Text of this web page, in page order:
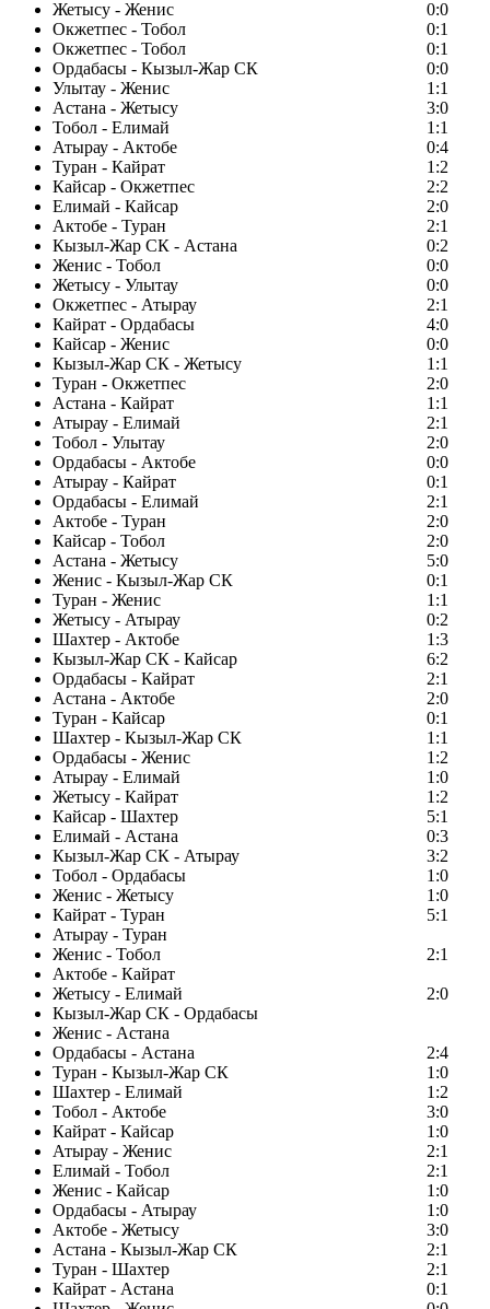
Жетысу - Женис
0:0
Окжетпес - Тобол
0:1
Окжетпес - Тобол
0:1
Ордабасы - Кызыл-Жар СК
0:0
Улытау - Женис
1:1
Астана - Жетысу
3:0
Тобол - Елимай
1:1
Атырау - Актобе
0:4
Туран - Кайрат
1:2
Кайсар - Окжетпес
2:2
Елимай - Кайсар
2:0
Актобе - Туран
2:1
Кызыл-Жар СК - Астана
0:2
Женис - Тобол
0:0
Жетысу - Улытау
0:0
Окжетпес - Атырау
2:1
Кайрат - Ордабасы
4:0
Кайсар - Женис
0:0
Кызыл-Жар СК - Жетысу
1:1
Туран - Окжетпес
2:0
Астана - Кайрат
1:1
Атырау - Елимай
2:1
Тобол - Улытау
2:0
Ордабасы - Актобе
0:0
Атырау - Кайрат
0:1
Ордабасы - Елимай
2:1
Актобе - Туран
2:0
Кайсар - Тобол
2:0
Астана - Жетысу
5:0
Женис - Кызыл-Жар СК
0:1
Туран - Женис
1:1
Жетысу - Атырау
0:2
Шахтер - Актобе
1:3
Кызыл-Жар СК - Кайсар
6:2
Ордабасы - Кайрат
2:1
Астана - Актобе
2:0
Туран - Кайсар
0:1
Шахтер - Кызыл-Жар СК
1:1
Ордабасы - Женис
1:2
Атырау - Елимай
1:0
Жетысу - Кайрат
1:2
Кайсар - Шахтер
5:1
Елимай - Астана
0:3
Кызыл-Жар СК - Атырау
3:2
Тобол - Ордабасы
1:0
Женис - Жетысу
1:0
Кайрат - Туран
5:1
Атырау - Туран
Женис - Тобол
2:1
Актобе - Кайрат
Жетысу - Елимай
2:0
Кызыл-Жар СК - Ордабасы
Женис - Астана
Ордабасы - Астана
2:4
Туран - Кызыл-Жар СК
1:0
Шахтер - Елимай
1:2
Тобол - Актобе
3:0
Кайрат - Кайсар
1:0
Атырау - Женис
2:1
Елимай - Тобол
2:1
Женис - Кайсар
1:0
Ордабасы - Атырау
1:0
Актобе - Жетысу
3:0
Астана - Кызыл-Жар СК
2:1
Туран - Шахтер
2:1
Кайрат - Астана
0:1